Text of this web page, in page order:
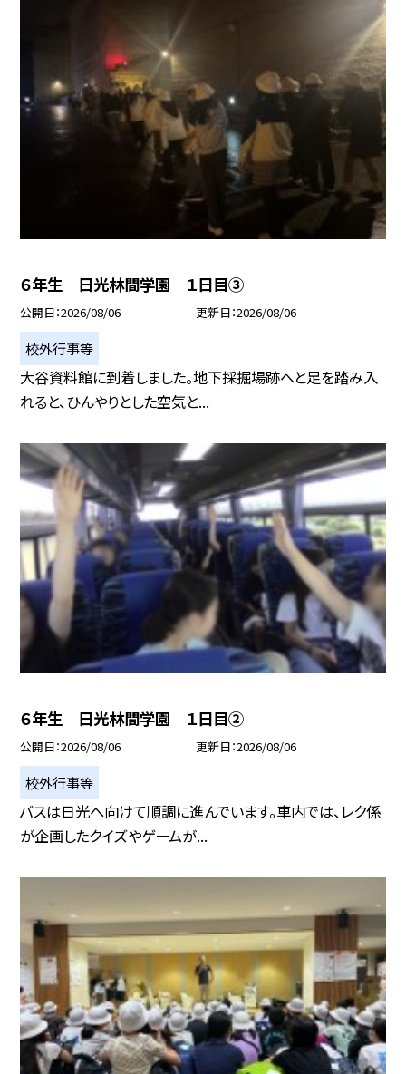
６年生 日光林間学園 １日目③
公開日 2026/08/06 更新日 2026/08/06
校外行事等
大谷資料館に到着しました。地下採掘場跡へと足を踏み入
れると、ひんやりとした空気と...
６年生 日光林間学園 １日目②
公開日 2026/08/06 更新日 2026/08/06
校外行事等
バスは日光へ向けて順調に進んでいます。車内では、レク係
が企画したクイズやゲームが...